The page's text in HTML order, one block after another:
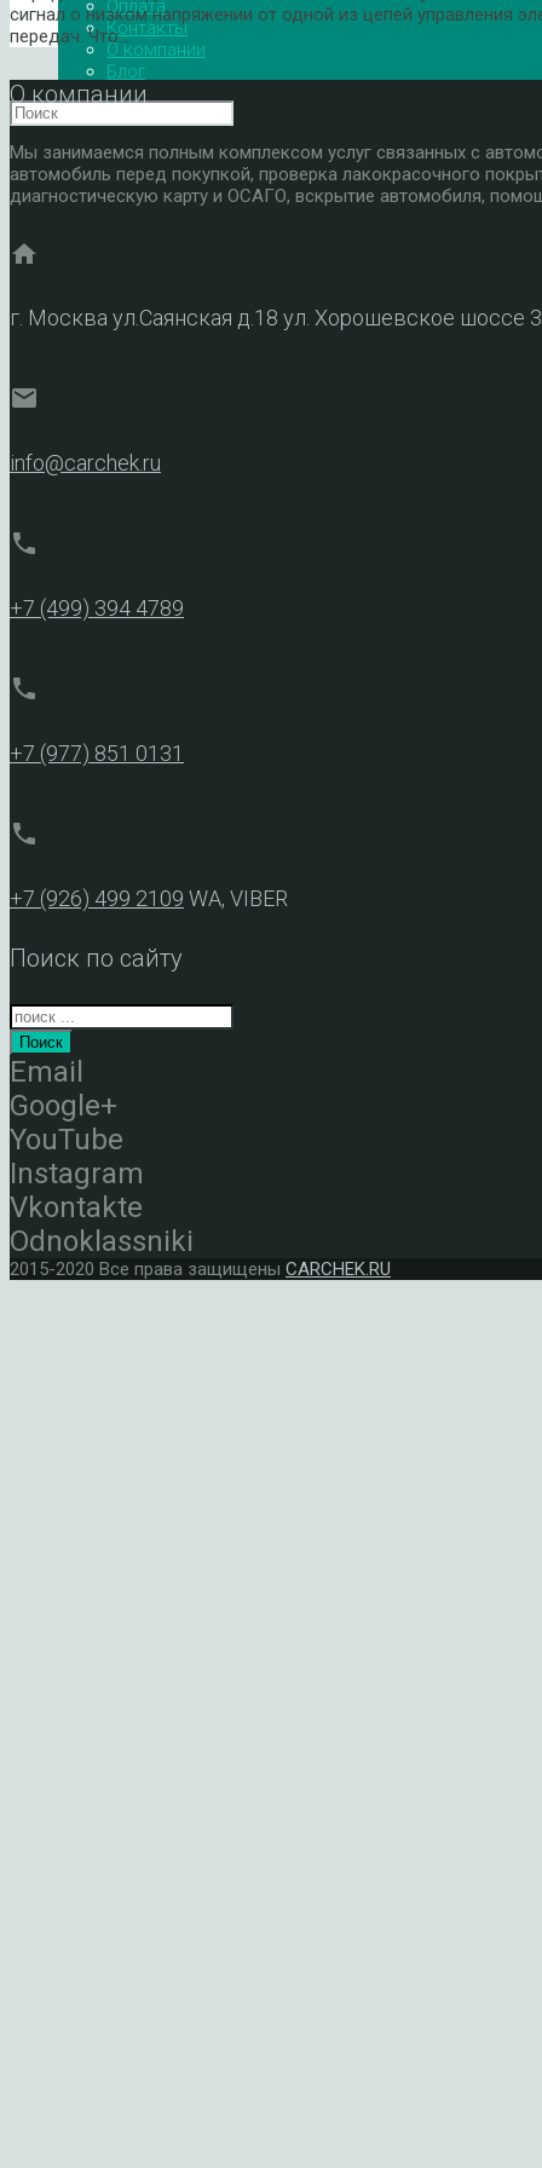
Оплата
Контакты
О компании
Блог
сигнал о низком напряжении от одной из цепей управления
передач. Что…
О компании
Мы занимаемся полным комплексом услуг связанных с
автомобиль перед покупкой, проверка лакокрасочного
диагностическую карту и ОСАГО, вскрытие автомобиля,
home
г. Москва ул.Саянская д.18 ул. Хорошевское шоссе
mail
info@carchek.ru
phone
+7 (499) 394 4789
phone
+7 (977) 851 0131
phone
+7 (926) 499 2109 WA, VIBER
Поиск по сайту
Поиск
Email
Google+
YouTube
Instagram
Vkontakte
Odnoklassniki
2015-2020 Все права защищены CARCHEK.RU